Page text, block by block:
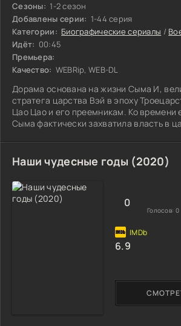
Сезоны: 1-2 сезон
Добавлены серии: 1-44 серия
Категории: Биографические сериалы /
Идёт: 00:45
Премьера:
Качество: WEBRip, WEB-DL
Дорама основана на жизни Сыма И,
стратега царства Вэй в эпоху
Цао Цао и его преемникам. Ко времени
Сыма фактически захватила власть в
и присвоил ему посмертное имя
Наши чудесные годы (2020)
0
Голосов: 0
6.9